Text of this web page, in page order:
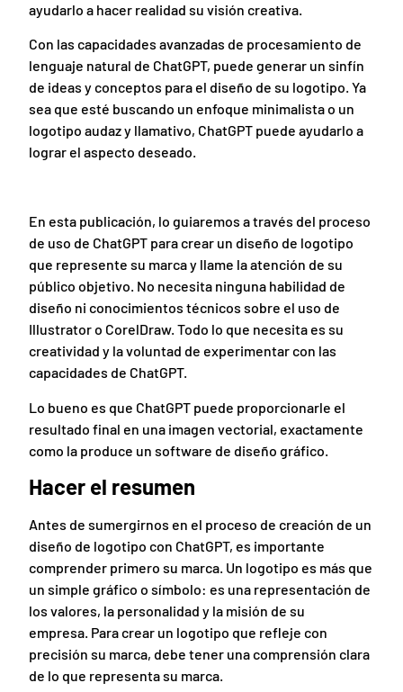
ayudarlo a hacer realidad su visión creativa.
Con las capacidades avanzadas de procesamiento de
lenguaje natural de ChatGPT, puede generar un sinfín
de ideas y conceptos para el diseño de su logotipo. Ya
sea que esté buscando un enfoque minimalista o un
logotipo audaz y llamativo, ChatGPT puede ayudarlo a
lograr el aspecto deseado.
En esta publicación, lo guiaremos a través del proceso
de uso de ChatGPT para crear un diseño de logotipo
que represente su marca y llame la atención de su
público objetivo. No necesita ninguna habilidad de
diseño ni conocimientos técnicos sobre el uso de
Illustrator o CorelDraw. Todo lo que necesita es su
creatividad y la voluntad de experimentar con las
capacidades de ChatGPT.
Lo bueno es que ChatGPT puede proporcionarle el
resultado final en una imagen vectorial, exactamente
como la produce un software de diseño gráfico.
Hacer el resumen
Antes de sumergirnos en el proceso de creación de un
diseño de logotipo con ChatGPT, es importante
comprender primero su marca. Un logotipo es más que
un simple gráfico o símbolo: es una representación de
los valores, la personalidad y la misión de su
empresa. Para crear un logotipo que refleje con
precisión su marca, debe tener una comprensión clara
de lo que representa su marca.